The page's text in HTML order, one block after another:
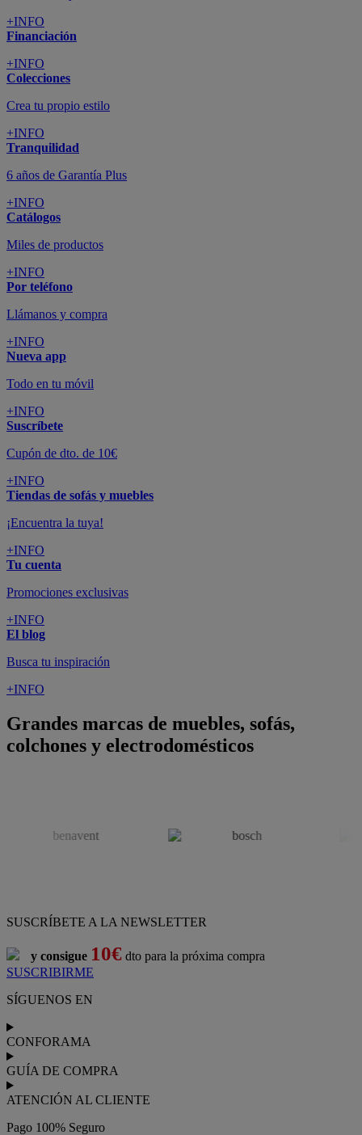
+INFO
Financiación
+INFO
Colecciones
Crea tu propio estilo
+INFO
Tranquilidad
6 años de Garantía Plus
+INFO
Catálogos
Miles de productos
+INFO
Por teléfono
Llámanos y compra
+INFO
Nueva app
Todo en tu móvil
+INFO
Suscríbete
Cupón de dto. de 10€
+INFO
Tiendas de sofás y muebles
¡Encuentra la tuya!
+INFO
Tu cuenta
Promociones exclusivas
+INFO
El blog
Busca tu inspiración
+INFO
Grandes marcas de muebles, sofás,
colchones y electrodomésticos
SUSCRÍBETE A LA NEWSLETTER
y consigue 10€ dto para la próxima compra
SUSCRIBIRME
SÍGUENOS EN
CONFORAMA
GUÍA DE COMPRA
ATENCIÓN AL CLIENTE
Pago 100% Seguro